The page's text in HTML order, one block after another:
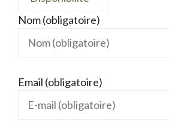
Nom (obligatoire)
Email (obligatoire)